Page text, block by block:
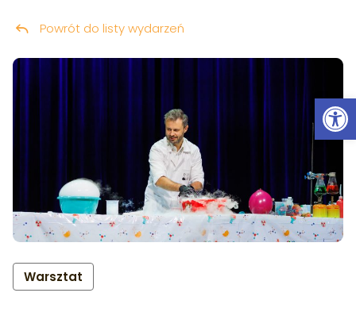
Przeskocz do treści
Warsztat
Powrót do listy wydarzeń